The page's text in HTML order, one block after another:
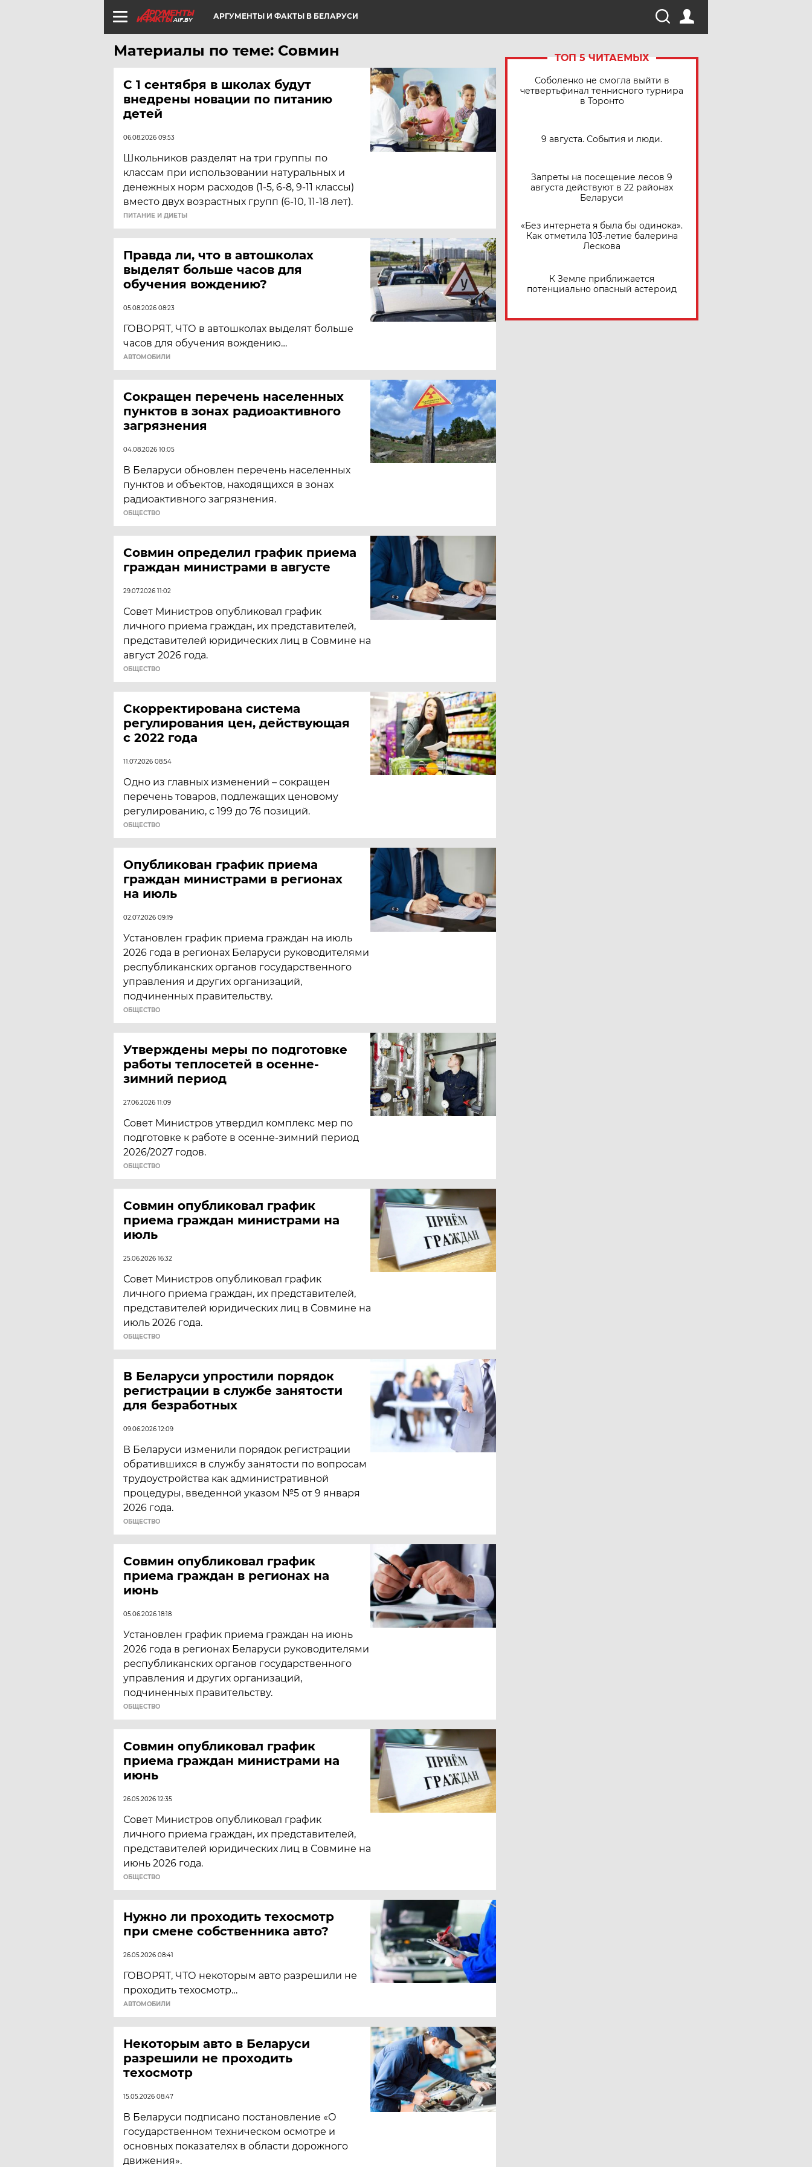
AIF.BY АРГУМЕНТЫ И ФАКТЫ В БЕЛАРУСИ
Материалы по теме: Совмин
С 1 сентября в школах будут
внедрены новации по питанию
детей
06.08.2026 09:53
Школьников разделят на три группы по
классам при использовании натуральных и
денежных норм расходов (1-5, 6-8, 9-11 классы)
вместо двух возрастных групп (6-10, 11-18 лет).
ПИТАНИЕ И ДИЕТЫ
Правда ли, что в автошколах
выделят больше часов для
обучения вождению?
05.08.2026 08:23
ГОВОРЯТ, ЧТО в автошколах выделят больше
часов для обучения вождению…
АВТОМОБИЛИ
Сокращен перечень населенных
пунктов в зонах радиоактивного
загрязнения
04.08.2026 10:05
В Беларуси обновлен перечень населенных
пунктов и объектов, находящихся в зонах
радиоактивного загрязнения.
ОБЩЕСТВО
Совмин определил график приема
граждан министрами в августе
29.07.2026 11:02
Совет Министров опубликовал график
личного приема граждан, их представителей,
представителей юридических лиц в Совмине на
август 2026 года.
ОБЩЕСТВО
Скорректирована система
регулирования цен, действующая
с 2022 года
11.07.2026 08:54
Одно из главных изменений – сокращен
перечень товаров, подлежащих ценовому
регулированию, с 199 до 76 позиций.
ОБЩЕСТВО
Опубликован график приема
граждан министрами в регионах
на июль
02.07.2026 09:19
Установлен график приема граждан на июль
2026 года в регионах Беларуси руководителями
республиканских органов государственного
управления и других организаций,
подчиненных правительству.
ОБЩЕСТВО
Утверждены меры по подготовке
работы теплосетей в осенне-
зимний период
27.06.2026 11:09
Совет Министров утвердил комплекс мер по
подготовке к работе в осенне-зимний период
2026/2027 годов.
ОБЩЕСТВО
Совмин опубликовал график
приема граждан министрами на
июль
25.06.2026 16:32
Совет Министров опубликовал график
личного приема граждан, их представителей,
представителей юридических лиц в Совмине на
июль 2026 года.
ОБЩЕСТВО
В Беларуси упростили порядок
регистрации в службе занятости
для безработных
09.06.2026 12:09
В Беларуси изменили порядок регистрации
обратившихся в службу занятости по вопросам
трудоустройства как административной
процедуры, введенной указом №5 от 9 января
2026 года.
ОБЩЕСТВО
Совмин опубликовал график
приема граждан в регионах на
июнь
05.06.2026 18:18
Установлен график приема граждан на июнь
2026 года в регионах Беларуси руководителями
республиканских органов государственного
управления и других организаций,
подчиненных правительству.
ОБЩЕСТВО
Совмин опубликовал график
приема граждан министрами на
июнь
26.05.2026 12:35
Совет Министров опубликовал график
личного приема граждан, их представителей,
представителей юридических лиц в Совмине на
июнь 2026 года.
ОБЩЕСТВО
Нужно ли проходить техосмотр
при смене собственника авто?
26.05.2026 08:41
ГОВОРЯТ, ЧТО некоторым авто разрешили не
проходить техосмотр…
АВТОМОБИЛИ
Некоторым авто в Беларуси
разрешили не проходить
техосмотр
15.05.2026 08:47
В Беларуси подписано постановление «О
государственном техническом осмотре и
основных показателях в области дорожного
движения».
ТОП 5 ЧИТАЕМЫХ
Соболенко не смогла выйти в
четвертьфинал теннисного турнира
в Торонто
9 августа. События и люди.
Запреты на посещение лесов 9
августа действуют в 22 районах
Беларуси
«Без интернета я была бы одинока».
Как отметила 103-летие балерина
Лескова
К Земле приближается
потенциально опасный астероид